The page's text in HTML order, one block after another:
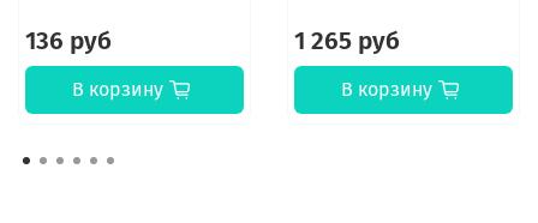
136 руб
В корзину
1 265 руб
В корзину